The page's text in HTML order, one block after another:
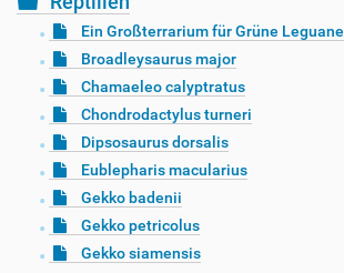
Ein Großterrarium für Grüne Leguane
Broadleysaurus major
Chamaeleo calyptratus
Chondrodactylus turneri
Dipsosaurus dorsalis
Eublepharis macularius
Gekko badenii
Gekko petricolus
Gekko siamensis